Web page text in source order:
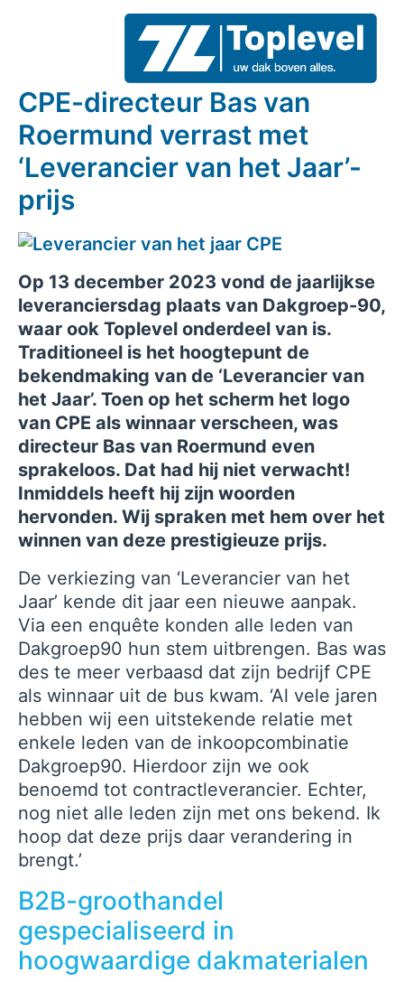
CPE-directeur Bas van
Roermund verrast met
‘Leverancier van het Jaar’-
prijs
Op 13 december 2023 vond de jaarlijkse
leveranciersdag plaats van Dakgroep-90,
waar ook Toplevel onderdeel van is.
Traditioneel is het hoogtepunt de
bekendmaking van de ‘Leverancier van
het Jaar’. Toen op het scherm het logo
van CPE als winnaar verscheen, was
directeur Bas van Roermund even
sprakeloos. Dat had hij niet verwacht!
Inmiddels heeft hij zijn woorden
hervonden. Wij spraken met hem over het
winnen van deze prestigieuze prijs.
De verkiezing van ‘Leverancier van het
Jaar’ kende dit jaar een nieuwe aanpak.
Via een enquête konden alle leden van
Dakgroep90 hun stem uitbrengen. Bas was
des te meer verbaasd dat zijn bedrijf CPE
als winnaar uit de bus kwam. ‘Al vele jaren
hebben wij een uitstekende relatie met
enkele leden van de inkoopcombinatie
Dakgroep90. Hierdoor zijn we ook
benoemd tot contractleverancier. Echter,
nog niet alle leden zijn met ons bekend. Ik
hoop dat deze prijs daar verandering in
brengt.’
B2B-groothandel
gespecialiseerd in
hoogwaardige dakmaterialen